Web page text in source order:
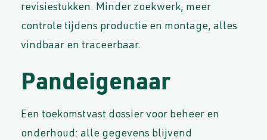
revisiestukken. Minder zoekwerk, meer
controle tijdens productie en montage, alles
vindbaar en traceerbaar.
Pandeigenaar
Een toekomstvast dossier voor beheer en
onderhoud: alle gegevens blijvend